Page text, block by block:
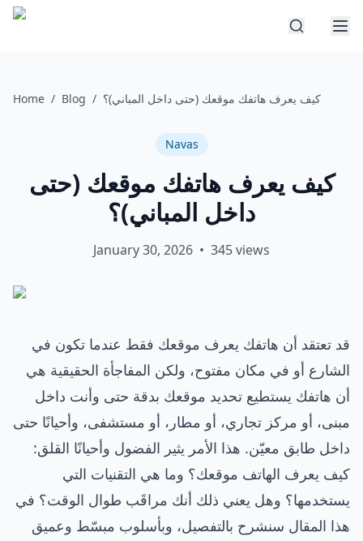
Home / Blog / كيف يعرف هاتفك موقعك (حتى داخل المباني)؟
Navas
كيف يعرف هاتفك موقعك (حتى
داخل المباني)؟
January 30, 2026 • 345views
قد تعتقد أن هاتفك يعرف موقعك فقط عندما تكون في
الشارع أو في مكان مفتوح، ولكن المفاجأة الحقيقية هي
أن هاتفك يستطيع تحديد موقعك بدقة حتى وأنت داخل
مبنى، أو مركز تجاري، أو مطار، أو مستشفى، وأحيانًا حتى
داخل طابق معيّن. هذا الأمر يثير الفضول وأحيانًا القلق:
كيف يعرف الهاتف موقعك؟ وما هي التقنيات التي
يستخدمها؟ وهل يعني ذلك أنك مراقَب طوال الوقت؟ في
هذا المقال سنشرح بالتفصيل، وبأسلوب مبسّط وعميق